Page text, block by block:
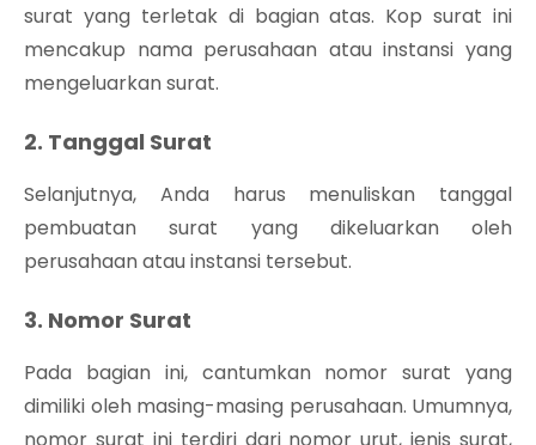
surat yang terletak di bagian atas. Kop surat ini
mencakup nama perusahaan atau instansi yang
mengeluarkan surat.
2. Tanggal Surat
Selanjutnya, Anda harus menuliskan tanggal
pembuatan surat yang dikeluarkan oleh
perusahaan atau instansi tersebut.
3. Nomor Surat
Pada bagian ini, cantumkan nomor surat yang
dimiliki oleh masing-masing perusahaan. Umumnya,
nomor surat ini terdiri dari nomor urut, jenis surat,